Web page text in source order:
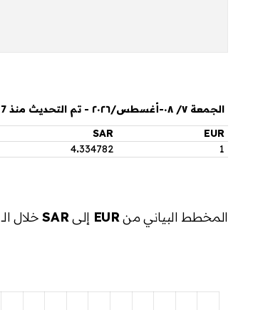
الجمعة ٧/ ٠٨-أغسطس/٢٠٢٦ - تم التحديث منذ 7 دقيقة و 14 ثانية
EUR
SAR
1
4.334782
المخطط البياني منEUR إلىSARخلال الـ 30 يوماً الماضية